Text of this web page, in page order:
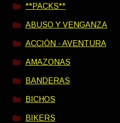
**PACKS**
ABUSO Y VENGANZA
ACCIÓN - AVENTURA
AMAZONAS
BANDERAS
BICHOS
BIKERS